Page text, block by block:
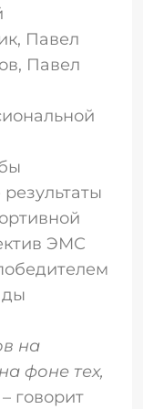
Павел
Павел
ЭМС
на
фоне тех,
– говорит